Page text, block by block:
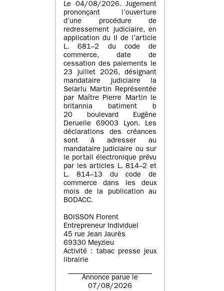
Le 04/08/2026. Jugement
prononçant l’ouverture
d’une procédure de
redressement judiciaire, en
application du II de l’article
L. 681–2 du code de
commerce, date de
cessation des paiements le
23 juillet 2026, désignant
mandataire judiciaire la
Selarlu Martin Représentée
par Maître Pierre Martin le
britannia batiment b
20 boulevard Eugène
Deruelle 69003 Lyon. Les
déclarations des créances
sont à adresser au
mandataire judiciaire ou sur
le portail électronique prévu
par les articles L. 814–2 et
L. 814–13 du code de
commerce dans les deux
mois de la publication au
BODACC.
BOISSON Florent
Entrepreneur Individuel
45 rue Jean Jaurès
69330 Meyzieu
Activité : tabac presse jeux
librairie
Annonce parue le
07/08/2026